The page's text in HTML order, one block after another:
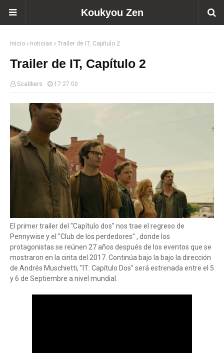
Koukyou Zen
Inicio noticias Trailer de IT, Capítulo 2
Trailer de IT, Capítulo 2
Scabbers 17:27:00
El primer trailer del "Capítulo dos" nos trae el regreso de
Pennywise y el "Club de los perdedores" , donde los
protagonistas se reúnen 27 años después de los eventos que se
mostraron en la cinta del 2017. Continúa bajo la bajo la dirección
de Andrés Muschietti, "IT: Capítulo Dos" será estrenada entre el 5
y 6 de Septiembre a nivel mundial.